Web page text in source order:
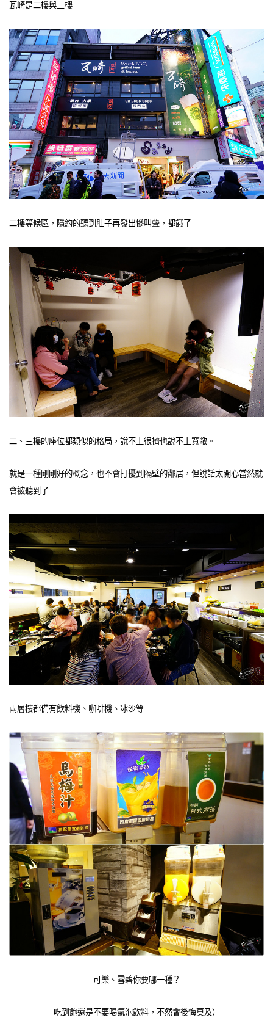
瓦崎是二樓與三樓
二樓等候區，隱約的聽到肚子再發出慘叫聲，都餓了
二、三樓的座位都類似的格局，說不上很擠也說不上寬敞。
就是一種剛剛好的概念，也不會打擾到隔壁的鄰居，但說話太開心當然就
會被聽到了
兩層樓都備有飲料機、咖啡機、冰沙等
可樂、雪碧你要哪一種？
吃到飽還是不要喝氣泡飲料，不然會後悔莫及）